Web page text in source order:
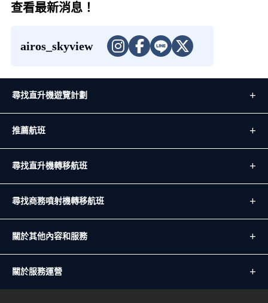
查看最新消息！
airos_skyview
尋找直升機遊覽計劃
推薦航班
尋找直升機轉移航班
尋找商務噴射機轉移航班
關於其他內容和服務
關於服務運營